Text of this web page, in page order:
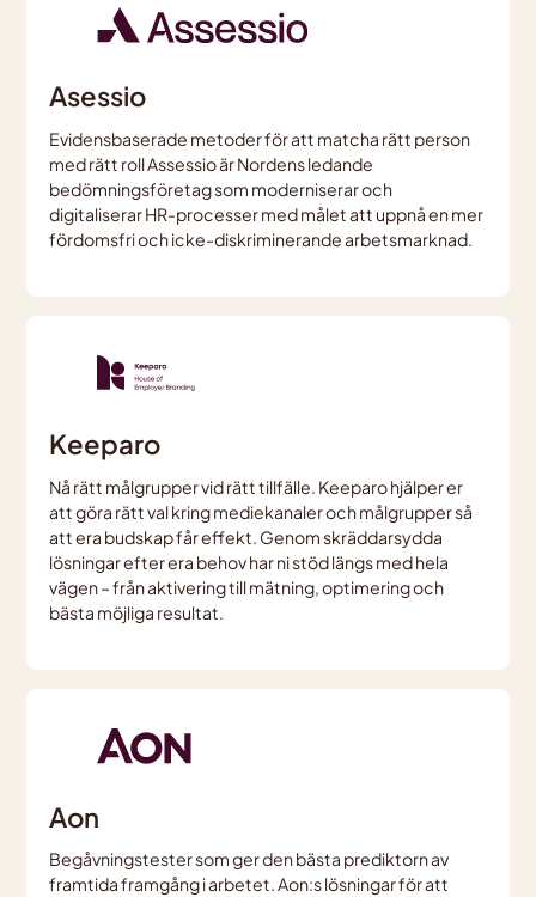
Asessio
Evidensbaserade metoder för att matcha rätt person
med rätt roll Assessio är Nordens ledande
bedömningsföretag som moderniserar och
digitaliserar HR-processer med målet att uppnå en mer
fördomsfri och icke-diskriminerande arbetsmarknad.
Keeparo
Nå rätt målgrupper vid rätt tillfälle. Keeparo hjälper er
att göra rätt val kring mediekanaler och målgrupper så
att era budskap får effekt. Genom skräddarsydda
lösningar efter era behov har ni stöd längs med hela
vägen – från aktivering till mätning, optimering och
bästa möjliga resultat.
Aon
Begåvningstester som ger den bästa prediktorn av
framtida framgång i arbetet. Aon:s lösningar för att